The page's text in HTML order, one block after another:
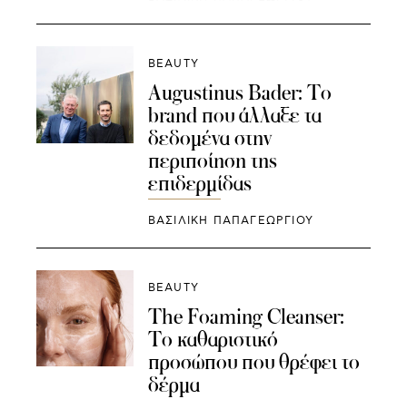
BEAUTY
Augustinus Bader: Το
brand που άλλαξε τα
δεδομένα στην
περιποίηση της
επιδερμίδας
ΒΑΣΙΛΙΚΗ ΠΑΠΑΓΕΩΡΓΙΟΥ
BEAUTY
The Foaming Cleanser:
Το καθαριστικό
προσώπου που θρέφει το
δέρμα